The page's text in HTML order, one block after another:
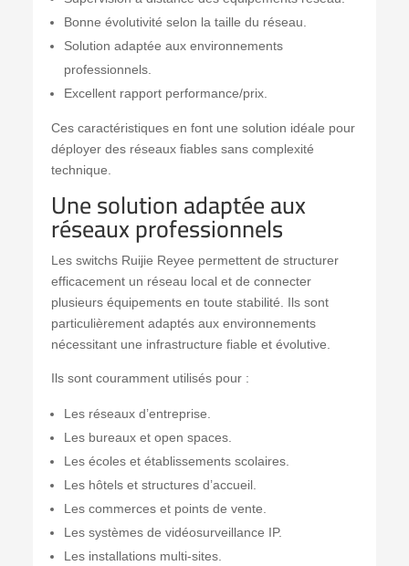
Bonne évolutivité selon la taille du réseau.
Solution adaptée aux environnements
professionnels.
Excellent rapport performance/prix.
Ces caractéristiques en font une solution idéale pour
déployer des réseaux fiables sans complexité
technique.
Une solution adaptée aux
réseaux professionnels
Les switchs Ruijie Reyee permettent de structurer
efficacement un réseau local et de connecter
plusieurs équipements en toute stabilité. Ils sont
particulièrement adaptés aux environnements
nécessitant une infrastructure fiable et évolutive.
Ils sont couramment utilisés pour :
Les réseaux d’entreprise.
Les bureaux et open spaces.
Les écoles et établissements scolaires.
Les hôtels et structures d’accueil.
Les commerces et points de vente.
Les systèmes de vidéosurveillance IP.
Les installations multi-sites.